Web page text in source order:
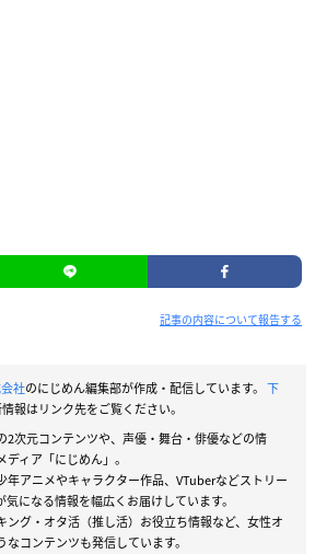
記事の内容について報告する
社のにじめん編集部が作成・配信しています。 下
報はリンク先をご覧ください。
2次元コンテンツや、声優・舞台・俳優などの情
ィア「にじめん」。
年アニメやキャラクター作品、VTuberなどストリー
になる情報を幅広くお届けしています。
ング・オタ活（推し活）お役立ち情報など、女性オ
コンテンツも発信しています。